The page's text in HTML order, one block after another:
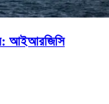
আইআরজিসি